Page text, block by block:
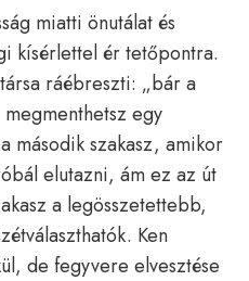
miatti önutálat és
kísérlettel ér tetőpontra.
ráébreszti: „bár a
egy
második szakasz, amikor
elutazni, ám ez az út
a legösszetettebb,
Ken
de fegyvere elvesztése